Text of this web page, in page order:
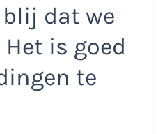
blij dat we
is goed
te